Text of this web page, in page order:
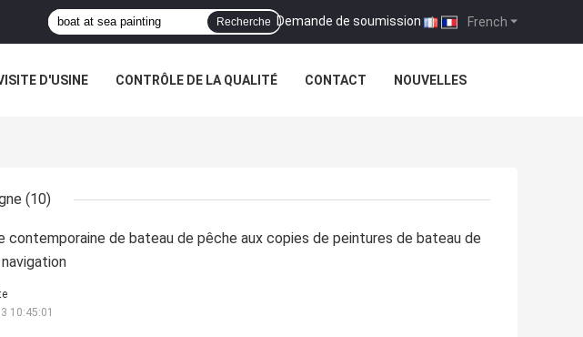
French
Demande de soumission |
Recherche
D'USINE CONTRÔLE DE LA QUALITÉ CONTACT NOUVELLES
(10)
contemporaine de bateau de pêche aux copies de peintures de bateau de
10:45:01